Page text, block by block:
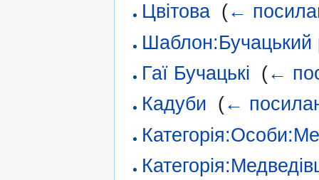
Цвітова (←
Шаблон:Бучацький
Гаї Бучацькі (←
Кадуби (←